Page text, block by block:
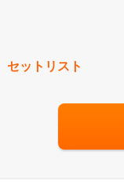
セットリスト